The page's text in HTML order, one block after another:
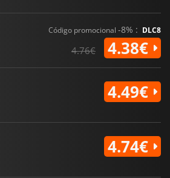
Código promocional -8% : DLC8
4.76€ 4.38€
4.49€
4.74€